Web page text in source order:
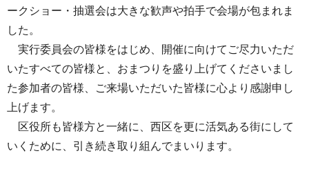
ークショー・抽選会は大きな歓声や拍手で会場が包まれま
した。
実行委員会の皆様をはじめ、開催に向けてご尽力いただ
いたすべての皆様と、おまつりを盛り上げてくださいまし
た参加者の皆様、ご来場いただいた皆様に心より感謝申し
上げます。
区役所も皆様方と一緒に、西区を更に活気ある街にして
いくために、引き続き取り組んでまいります。